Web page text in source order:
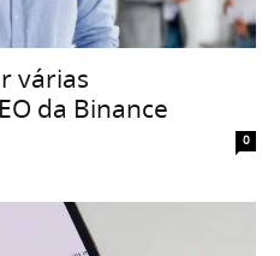
várias
da Binance
0